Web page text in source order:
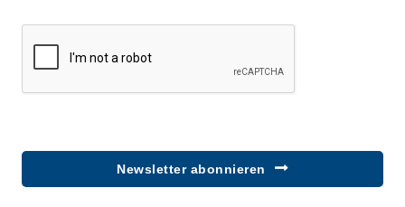
Newsletter abonnieren